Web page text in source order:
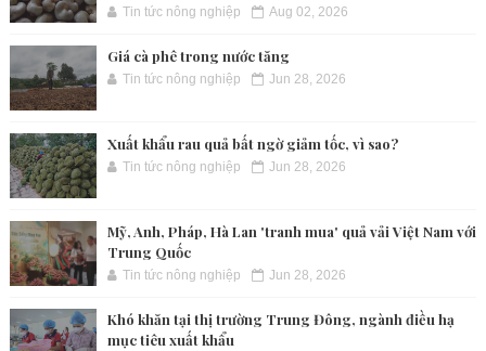
Tin tức nông nghiệp Aug 02, 2026
Giá cà phê trong nước tăng
Tin tức nông nghiệp Jun 28, 2026
Xuất khẩu rau quả bất ngờ giảm tốc, vì sao?
Tin tức nông nghiệp Jun 28, 2026
Mỹ, Anh, Pháp, Hà Lan 'tranh mua' quả vải Việt Nam với
Trung Quốc
Tin tức nông nghiệp Jun 28, 2026
Khó khăn tại thị trường Trung Đông, ngành điều hạ
mục tiêu xuất khẩu